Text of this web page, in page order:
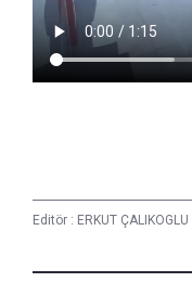
Editör : ERKUT ÇALIKOGLU